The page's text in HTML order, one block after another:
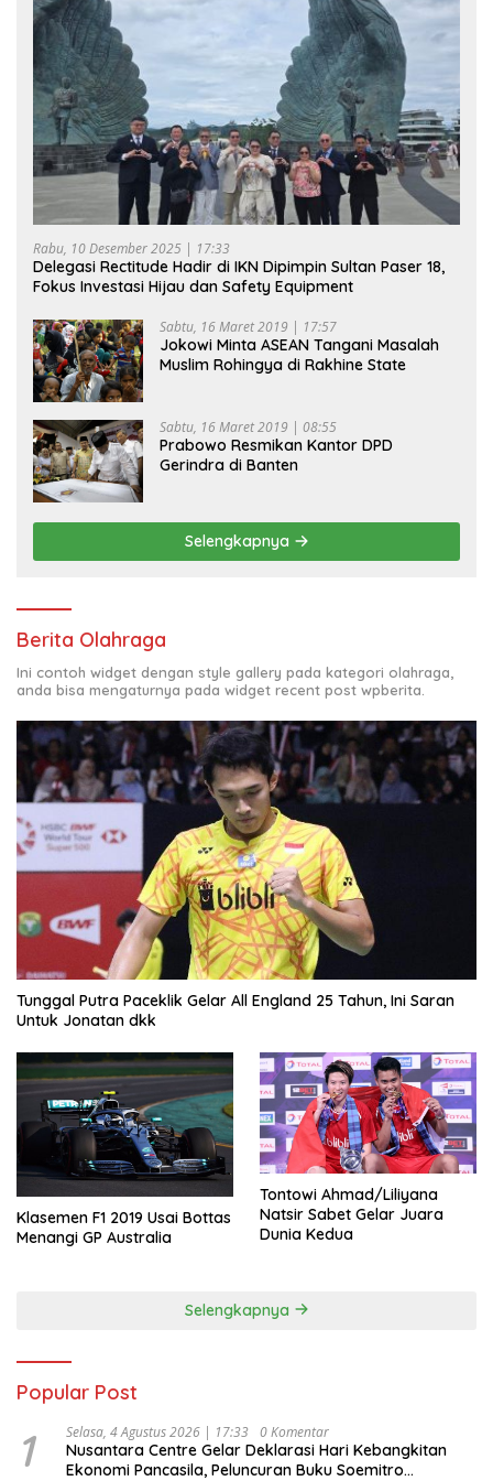
Rabu, 10 Desember 2025 | 17:33
Delegasi Rectitude Hadir di IKN Dipimpin Sultan Paser 18,
Fokus Investasi Hijau dan Safety Equipment
Sabtu, 16 Maret 2019 | 17:57
Jokowi Minta ASEAN Tangani Masalah
Muslim Rohingya di Rakhine State
Sabtu, 16 Maret 2019 | 08:55
Prabowo Resmikan Kantor DPD
Gerindra di Banten
Selengkapnya
Berita Olahraga
Ini contoh widget dengan style gallery pada kategori olahraga,
anda bisa mengaturnya pada widget recent post wpberita.
Tunggal Putra Paceklik Gelar All England 25 Tahun, Ini Saran
Untuk Jonatan dkk
Klasemen F1 2019 Usai Bottas
Menangi GP Australia
Tontowi Ahmad/Liliyana
Natsir Sabet Gelar Juara
Dunia Kedua
Selengkapnya
Popular Post
1 Selasa, 4 Agustus 2026 | 17:33 0 Komentar
Nusantara Centre Gelar Deklarasi Hari Kebangkitan
Ekonomi Pancasila, Peluncuran Buku Soemitro